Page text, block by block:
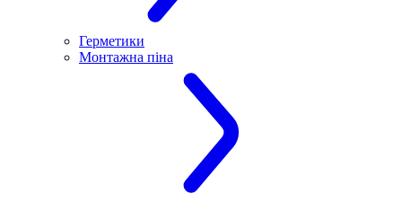
Герметики
Монтажна піна